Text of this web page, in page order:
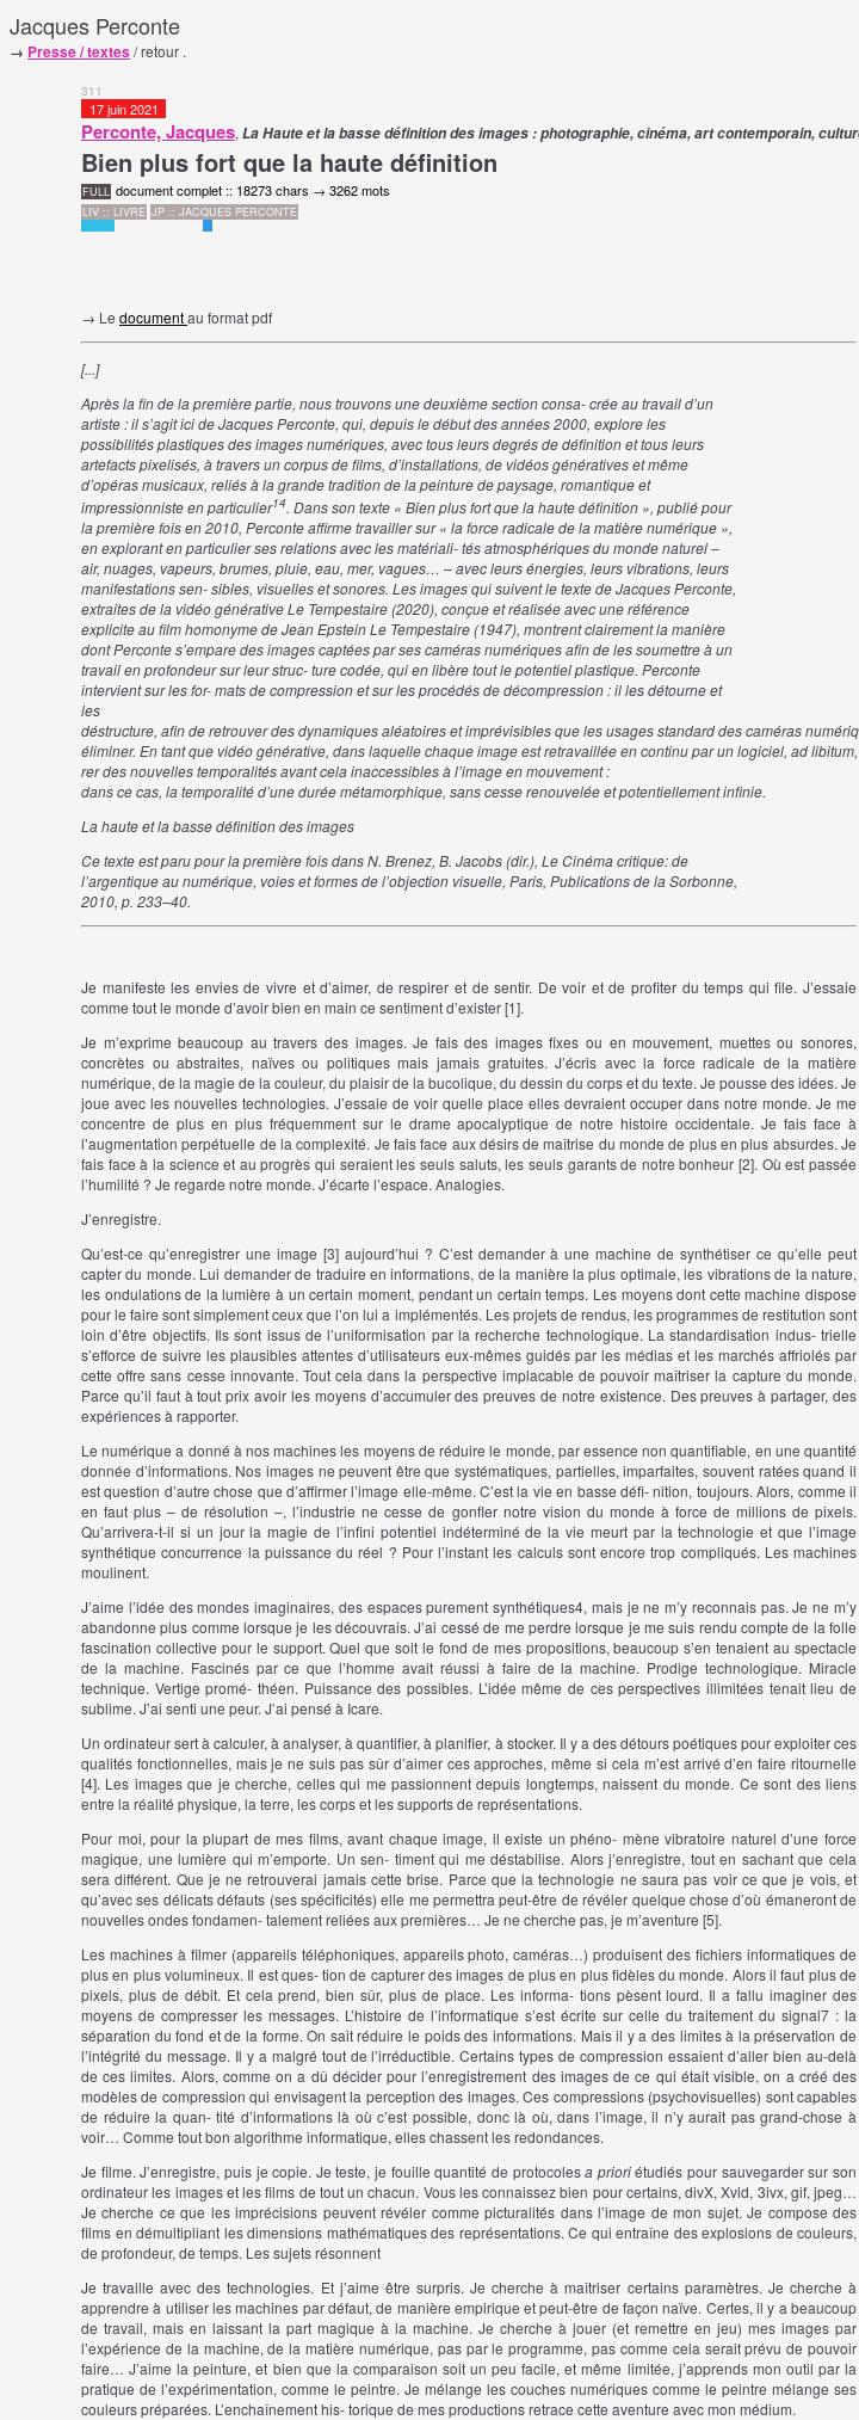
Jacques Perconte
→ Presse / textes/ retour .
311
17 juin 2021
Perconte, Jacques, La Haute et la basse définition des images : photographie, cinéma, art contemporain,
Bien plus fort que la haute définition
FULL document complet :: 18273 chars → 3262 mots
LIV :: LIVRE JP :: JACQUES PERCONTE
→ Le documentau format pdf
[...]
Aprèslafindelapremièrepartie, noustrouvonsunedeuxièmesectionconsa- créeautravaild’un
artiste :ils’agiticideJacquesPerconte, qui, depuisledébutdesannées2000, exploreles
possibilitésplastiquesdesimagesnumériques, avectousleursdegrésdedéfinitionettousleurs
artefactspixelisés, àtraversuncorpusdefilms, d’installations, de vidéosgénérativesetmême
d’opérasmusicaux, reliésàlagrandetraditiondelapeinturedepaysage, romantiqueet
impressionnisteen particulier14. Danssontexte « Bienplusfortquelahautedéfinition », publiépour
lapremièrefoisen2010, Perconteaffirmetravaillersur « laforceradicaledelamatièrenumérique »,
enexplorantenparticuliersesrelationsaveclesmatériali-tésatmosphériquesdumondenaturel–
air, nuages, vapeurs, brumes, pluie, eau, mer, vagues… –avecleursénergies, leurs vibrations, leurs
manifestationssen- sibles, visuellesetsonores. LesimagesquisuiventletextedeJacquesPerconte,
extraitesdela vidéogénérativeLe Tempestaire(2020), conçueetréaliséeavecuneréférence
expliciteaufilmhomonymedeJeanEpsteinLe Tempestaire(1947), montrentclairementlamanière
dontPercontes’emparedesimagescaptéesparsescamérasnumériquesafindelessoumettreàun
travailenprofondeursurleurstruc-turecodée, quienlibèretoutlepotentielplastique. Perconte
intervientsurlesfor- matsdecompressionetsurlesprocédésdedécompression :illesdétourneet
les
déstructure, afinderetrouverdesdynamiquesaléatoiresetimprévisiblesquelesusagesstandarddescaméras
éliminer. Entantque vidéogénérative, danslaquellechaqueimageestretravailléeencontinuparunlogiciel, adlibitum,
rerdesnouvellestemporalitésavantcelainaccessiblesàl’imageenmouvement :
danscecas, latemporalitéd’uneduréemétamorphique, sanscesserenouveléeetpotentiellementinfinie.
Lahauteetlabassedéfinitiondesimages
Ce texte est paru pour la première fois dans N. Brenez, B. Jacobs (dir.), Le Cinéma critique: de
l’argentique au numérique, voies et formes de l’objection visuelle, Paris, Publications de la Sorbonne,
2010, p. 233–40.
Je manifeste les envies de vivre et d’aimer, de respirer et de sentir. De voir et de profiter du temps qui file. J’essaie
comme tout le monde d’avoir bien en main ce sentiment d’exister [1].
Je m’exprime beaucoup au travers des images. Je fais des images fixes ou en mouvement, muettes ou sonores,
concrètes ou abstraites, naïves ou politiques mais jamais gratuites. J’écris avec la force radicale de la matière
numérique, de la magie de la couleur, du plaisir de la bucolique, du dessin du corps et du texte. Je pousse des idées. Je
joue avec les nouvelles technologies. J’essaie de voir quelle place elles devraient occuper dans notre monde. Je me
concentre de plus en plus fréquemment sur le drame apocalyptique de notre histoire occidentale. Je fais face à
l’augmentation perpétuelle de la complexité. Je fais face aux désirs de maîtrise du monde de plus en plus absurdes. Je
fais face à la science et au progrès qui seraient les seuls saluts, les seuls garants de notre bonheur [2]. Où est passée
l’humilité ? Je regarde notre monde. J’écarte l’espace. Analogies.
J’enregistre.
Qu’est-ce qu’enregistrer une image [3]aujourd’hui ? C’est demander à une machine de synthétiser ce qu’elle peut
capter du monde. Lui demander de traduire en informations, de la manière la plus optimale, les vibrations de la nature,
les ondulations de la lumière à un certain moment, pendant un certain temps. Les moyens dont cette machine dispose
pour le faire sont simplement ceux que l’on lui a implémentés. Les projets de rendus, les programmes de restitution sont
loin d’être objectifs. Ils sont issus de l’uniformisation par la recherche technologique. La standardisation indus- trielle
s’efforce de suivre les plausibles attentes d’utilisateurs eux-mêmes guidés par les médias et les marchés affriolés par
cette offre sans cesse innovante. Tout cela dans la perspective implacable de pouvoir maîtriser la capture du monde.
Parce qu’il faut à tout prix avoir les moyens d’accumuler des preuves de notre existence. Des preuves à partager, des
expériences à rapporter.
Le numérique a donné à nos machines les moyens de réduire le monde, par essence non quantifiable, en une quantité
donnée d’informations. Nos images ne peuvent être que systématiques, partielles, imparfaites, souvent ratées quand il
est question d’autre chose que d’affirmer l’image elle-même. C’est la vie en basse défi- nition, toujours. Alors, comme il
en faut plus – de résolution –, l’industrie ne cesse de gonfler notre vision du monde à force de millions de pixels.
Qu’arrivera-t-il si un jour la magie de l’infini potentiel indéterminé de la vie meurt par la technologie et que l’image
synthétique concurrence la puissance du réel ? Pour l’instant les calculs sont encore trop compliqués. Les machines
moulinent.
J’aime l’idée des mondes imaginaires, des espaces purement synthétiques4, mais je ne m’y reconnais pas. Je ne m’y
abandonne plus comme lorsque je les découvrais. J’ai cessé de me perdre lorsque je me suis rendu compte de la folle
fascination collective pour le support. Quel que soit le fond de mes propositions, beaucoup s’en tenaient au spectacle
de la machine. Fascinés par ce que l’homme avait réussi à faire de la machine. Prodige technologique. Miracle
technique. Vertige promé- théen. Puissance des possibles. L’idée même de ces perspectives illimitées tenait lieu de
sublime. J’ai senti une peur. J’ai pensé à Icare.
Un ordinateur sert à calculer, à analyser, à quantifier, à planifier, à stocker. Il y a des détours poétiques pour exploiter ces
qualités fonctionnelles, mais je ne suis pas sûr d’aimer ces approches, même si cela m’est arrivé d’en faire ritournelle
[4]. Les images que je cherche, celles qui me passionnent depuis longtemps, naissent du monde. Ce sont des liens
entre la réalité physique, la terre, les corps et les supports de représentations.
Pour moi, pour la plupart de mes films, avant chaque image, il existe un phéno- mène vibratoire naturel d’une force
magique, une lumière qui m’emporte. Un sen- timent qui me déstabilise. Alors j’enregistre, tout en sachant que cela
sera différent. Que je ne retrouverai jamais cette brise. Parce que la technologie ne saura pas voir ce que je vois, et
qu’avec ses délicats défauts (ses spécificités) elle me permettra peut-être de révéler quelque chose d’où émaneront de
nouvelles ondes fondamen- talement reliées aux premières… Je ne cherche pas, je m’aventure [5].
Les machines à filmer (appareils téléphoniques, appareils photo, caméras…) produisent des fichiers informatiques de
plus en plus volumineux. Il est ques- tion de capturer des images de plus en plus fidèles du monde. Alors il faut plus de
pixels, plus de débit. Et cela prend, bien sûr, plus de place. Les informa- tions pèsent lourd. Il a fallu imaginer des
moyens de compresser les messages. L’histoire de l’informatique s’est écrite sur celle du traitement du signal7 : la
séparation du fond et de la forme. On sait réduire le poids des informations. Mais il y a des limites à la préservation de
l’intégrité du message. Il y a malgré tout de l’irréductible. Certains types de compression essaient d’aller bien au-delà
de ces limites. Alors, comme on a dû décider pour l’enregistrement des images de ce qui était visible, on a créé des
modèles de compression qui envisagent la perception des images. Ces compressions (psychovisuelles) sont capables
de réduire la quan- tité d’informations là où c’est possible, donc là où, dans l’image, il n’y aurait pas grand-chose à
voir… Comme tout bon algorithme informatique, elles chassent les redondances.
Je filme. J’enregistre, puis je copie. Je teste, je fouille quantité de protocolesa prioriétudiés pour sauvegarder sur son
ordinateur les images et les films de tout un chacun. Vous les connaissez bien pour certains, divX, Xvid, 3ivx, gif, jpeg…
Je cherche ce que les imprécisions peuvent révéler comme picturalités dans l’image de mon sujet. Je compose des
films en démultipliant les dimensions mathématiques des représentations. Ce qui entraîne des explosions de couleurs,
de profondeur, de temps. Les sujets résonnent
Je travaille avec des technologies. Et j’aime être surpris. Je cherche à maîtriser certains paramètres. Je cherche à
apprendre à utiliser les machines par défaut, de manière empirique et peut-être de façon naïve. Certes, il y a beaucoup
de travail, mais en laissant la part magique à la machine. Je cherche à jouer (et remettre en jeu) mes images par
l’expérience de la machine, de la matière numérique, pas par le programme, pas comme cela serait prévu de pouvoir
faire… J’aime la peinture, et bien que la comparaison soit un peu facile, et même limitée, j’apprends mon outil par la
pratique de l’expérimentation, comme le peintre. Je mélange les couches numériques comme le peintre mélange ses
couleurs préparées. L’enchaînement his- torique de mes productions retrace cette aventure avec mon médium.